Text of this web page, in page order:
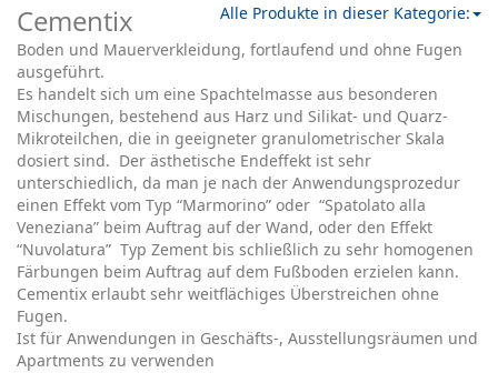
Alle Produkte in dieser Kategorie:
Cementix
Boden und Mauerverkleidung, fortlaufend und ohne Fugen
ausgeführt.
Es handelt sich um eine Spachtelmasse aus besonderen
Mischungen, bestehend aus Harz und Silikat- und Quarz-
Mikroteilchen, die in geeigneter granulometrischer Skala
dosiert sind. Der ästhetische Endeffekt ist sehr
unterschiedlich, da man je nach der Anwendungsprozedur
einen Effekt vom Typ “Marmorino” oder “Spatolato alla
Veneziana” beim Auftrag auf der Wand, oder den Effekt
“Nuvolatura” Typ Zement bis schließlich zu sehr homogenen
Färbungen beim Auftrag auf dem Fußboden erzielen kann.
Cementix erlaubt sehr weitflächiges Überstreichen ohne
Fugen.
Ist für Anwendungen in Geschäfts-, Ausstellungsräumen und
Apartments zu verwenden